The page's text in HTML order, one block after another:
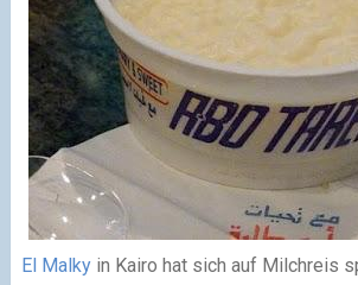
El Malkyin Kairo hat sich auf Milchreis